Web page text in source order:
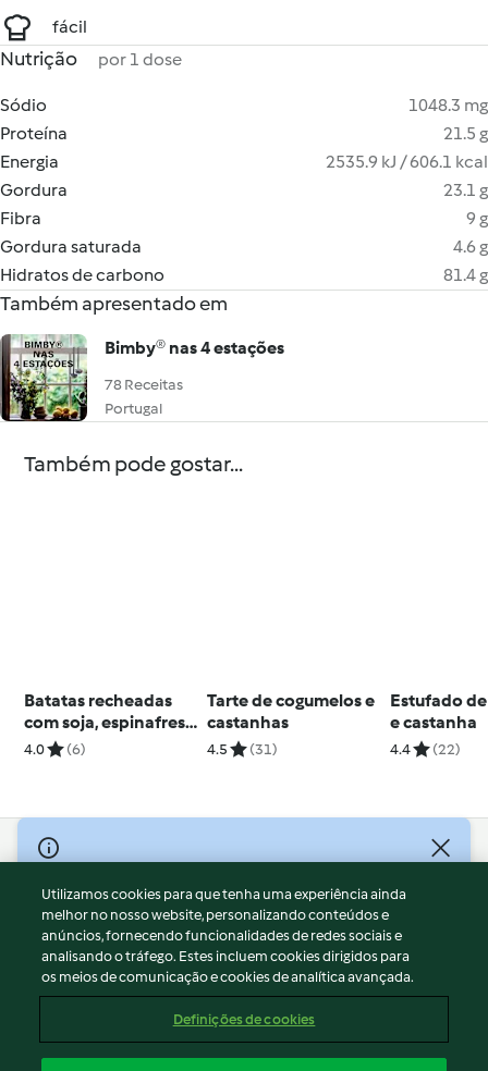
fácil
Nutrição por 1 dose
Sódio
1048.3 mg
Proteína
21.5 g
Energia
2535.9 kJ / 606.1 kcal
Gordura
23.1 g
Fibra
9 g
Gordura saturada
4.6 g
Hidratos de carbono
81.4 g
Também apresentado em
Bimby® nas 4 estações
78 Receitas
Portugal
Também pode gostar...
Batatas recheadas
com soja, espinafres e
pinhões
4.0 (6)
Tarte de cogumelos e
castanhas
4.5 (31)
Estufado
e castanha
4.4 (22)
© Copyright 2026
Termos de Utilização
Aviso sobre Proteção de Dados
Aviso
Apoio legal
Conteúdo do relatório
Utilizamos cookies para que tenha uma experiência ainda
melhor no nosso website, personalizando conteúdos e
anúncios, fornecendo funcionalidades de redes sociais e
analisando o tráfego. Estes incluem cookies dirigidos para
os meios de comunicação e cookies de analítica avançada.
Definições de cookies